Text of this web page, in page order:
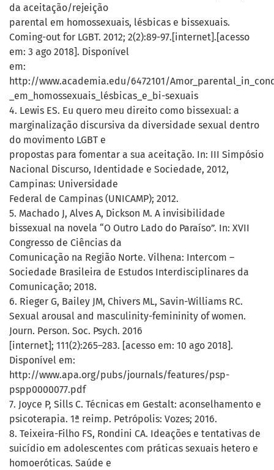
da aceitação/rejeição
parental em homossexuais, lésbicas e bissexuais.
Coming-out for LGBT. 2012; 2(2):89-97.[internet].[acesso
em: 3 ago 2018]. Disponível
em:
http://www.academia.edu/6472101/
_em_homossexuais_lésbicas_e_bi-sexuais
4. Lewis ES. Eu quero meu direito como bissexual: a
marginalização discursiva da diversidade sexual dentro
do movimento LGBT e
propostas para fomentar a sua aceitação. In: III Simpósio
Nacional Discurso, Identidade e Sociedade, 2012,
Campinas: Universidade
Federal de Campinas (UNICAMP); 2012.
5. Machado J, Alves A, Dickson M. A invisibilidade
bissexual na novela “O Outro Lado do Paraíso”. In: XVII
Congresso de Ciências da
Comunicação na Região Norte. Vilhena: Intercom –
Sociedade Brasileira de Estudos Interdisciplinares da
Comunicação; 2018.
6. Rieger G, Bailey JM, Chivers ML, Savin-Williams RC.
Sexual arousal and masculinity-femininity of women.
Journ. Person. Soc. Psych. 2016
[internet]; 111(2):265–283. [acesso em: 10 ago 2018].
Disponível em:
http://www.apa.org/pubs/journals/features/psp-
pspp0000077.pdf
7. Joyce P, Sills C. Técnicas em Gestalt: aconselhamento e
psicoterapia. 1ª reimp. Petrópolis: Vozes; 2016.
8. Teixeira-Filho FS, Rondini CA. Ideações e tentativas de
suicídio em adolescentes com práticas sexuais hetero e
homoeróticas. Saúde e